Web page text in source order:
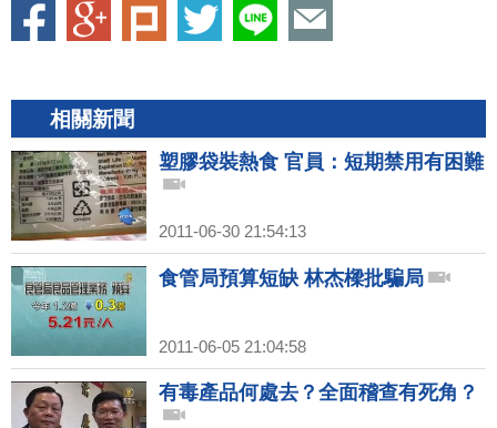
相關新聞
塑膠袋裝熱食 官員：短期禁用有困難
2011-06-30 21:54:13
食管局預算短缺 林杰樑批騙局
2011-06-05 21:04:58
有毒產品何處去？全面稽查有死角？